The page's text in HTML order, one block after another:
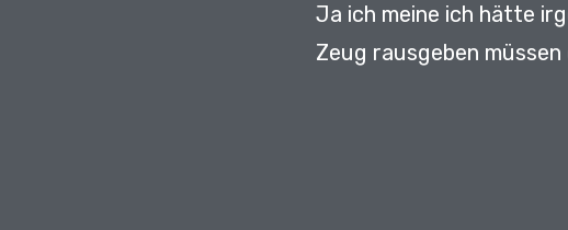
Ja ich meine ich hätte
Zeug rausgeben müssen